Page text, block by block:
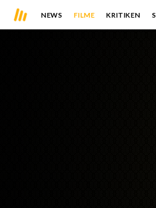
NEWS FILME KRITIKEN